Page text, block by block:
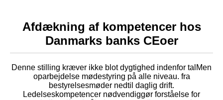
Afdækning af kompetencer hos
Danmarks banks CEoer
Denne stilling kræver ikke blot dygtighed indenfor talMen
oparbejdelse mødestyring på alle niveau. fra
bestyrelsesmøder nedtil daglig drift.
Ledelseskompetencer nødvendiggør forståelse for